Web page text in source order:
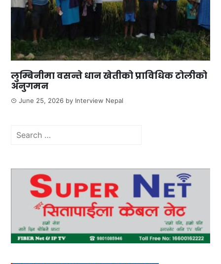
लुम्बिनीमा वसन्ते धान खेतीको प्राविधिक टोलीको
अनुगमन
June 25, 2026 by Interview Nepal
Search